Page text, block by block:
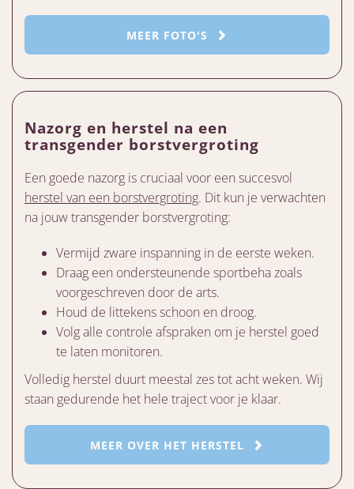
MEER FOTO'S
Nazorg en herstel na een
transgender borstvergroting
Een goede nazorg is cruciaal voor een succesvol
herstel van een borstvergroting. Dit kun je verwachten
na jouw transgender borstvergroting:
Vermijd zware inspanning in de eerste weken.
Draag een ondersteunende sportbeha zoals
voorgeschreven door de arts.
Houd de littekens schoon en droog.
Volg alle controle afspraken om je herstel goed
te laten monitoren.
Volledig herstel duurt meestal zes tot acht weken. Wij
staan gedurende het hele traject voor je klaar.
MEER OVER HET HERSTEL